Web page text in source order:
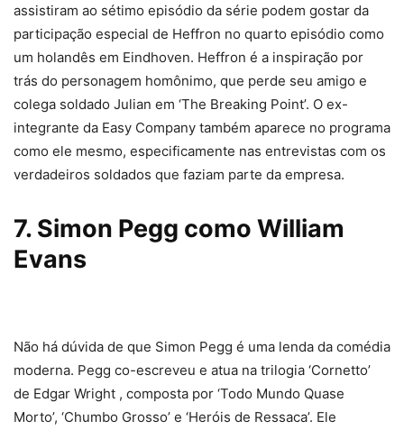
assistiram ao sétimo episódio da série podem gostar da
participação especial de Heffron no quarto episódio como
um holandês em Eindhoven. Heffron é a inspiração por
trás do personagem homônimo, que perde seu amigo e
colega soldado Julian em ‘The Breaking Point’. O ex-
integrante da Easy Company também aparece no programa
como ele mesmo, especificamente nas entrevistas com os
verdadeiros soldados que faziam parte da empresa.
7. Simon Pegg como William
Evans
Não há dúvida de que Simon Pegg é uma lenda da comédia
moderna. Pegg co-escreveu e atua na trilogia ‘Cornetto’
de Edgar Wright , composta por ‘Todo Mundo Quase
Morto’, ‘Chumbo Grosso’ e ‘Heróis de Ressaca’. Ele